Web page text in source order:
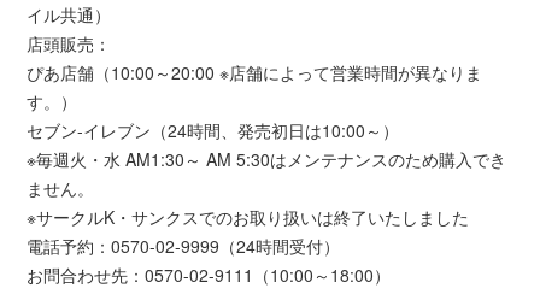
イル共通）
店頭販売：
ぴあ店舗（10:00～20:00 ※店舗によって営業時間が異なりま
す。）
セブン-イレブン（24時間、発売初日は10:00～）
※毎週火・水 AM1:30～ AM 5:30はメンテナンスのため購入でき
ません。
※サークルK・サンクスでのお取り扱いは終了いたしました
電話予約：0570-02-9999（24時間受付）
お問合わせ先：0570-02-9111（10:00～18:00）